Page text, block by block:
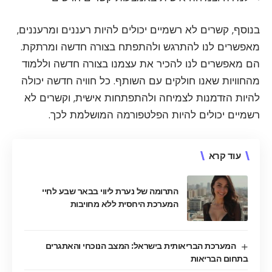
בנוסף, קשרים לא רשמיים יכולים להיות רעננים ומרעננים,
מאפשרים לנו להתרגש ולהתפתח בצורה חדשה ומרתקת.
הם מאפשרים לנו להכיר את עצמנו בצורה חדשה וללמוד
מהחוויות שאנו חולקים עם השותף. כל חוויה חדשה יכולה
להיות הזדמנות לצמיחה ולהתפתחות אישית, וקשרים לא
רשמיים יכולים להיות הפלטפורמה המושלמת לכך.
עוד קרא
התרומה של נערת ליווי בבאר שבע לחיי
המערכת היחסית ללא מחויבות
המערכת הבריאותית בישראל: המצב הנוכחי והאתגרים
בתחום הבריאות